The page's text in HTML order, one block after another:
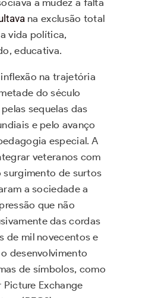
na exclusão total
vida política,
educativa.
na trajetória
do século
sequelas das
e pelo avanço
especial. A
veteranos com
surgimento de surtos
a sociedade a
que não
das cordas
de mil novecentos e
desenvolvimento
de símbolos, como
Exchange